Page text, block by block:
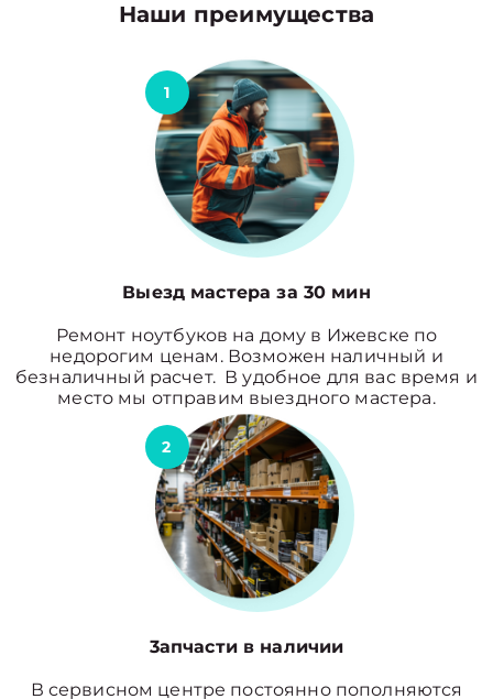
Наши преимущества
1
Выезд мастера за 30 мин
Ремонт ноутбуков на дому в Ижевске по
недорогим ценам. Возможен наличный и
безналичный расчет. В удобное для вас время и
место мы отправим выездного мастера.
2
3апчасти в наличии
В сервисном центре постоянно пополняются